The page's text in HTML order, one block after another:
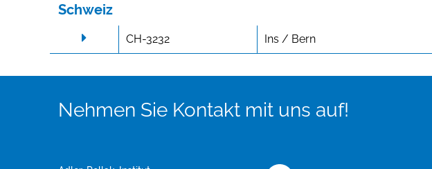
Schweiz
CH-3232 Ins / Bern
Nehmen Sie Kontakt mit uns auf!